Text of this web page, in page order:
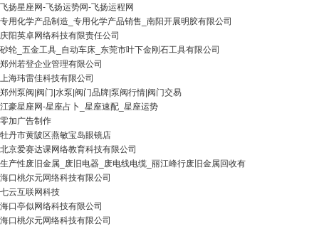
飞扬星座网-飞扬运势网-飞扬运程网
专用化学产品制造_专用化学产品销售_南阳开展明胶有限公司
庆阳英卓网络科技有限责任公司
砂轮_五金工具_自动车床_东莞市叶下金刚石工具有限公司
郑州若登企业管理有限公司
上海玮雷佳科技有限公司
郑州泵阀|阀门|水泵|阀门品牌|泵阀行情|阀门交易
江豪星座网-星座占卜_星座速配_星座运势
零加广告制作
牡丹市黄陂区燕敏宝岛眼镜店
北京爱赛达课网络教育科技有限公司
生产性废旧金属_废旧电器_废电线电缆_丽江峰行废旧金属回收有
海口桃尔元网络科技有限公司
七云互联网科技
海口亭似网络科技有限公司
海口桃尔元网络科技有限公司